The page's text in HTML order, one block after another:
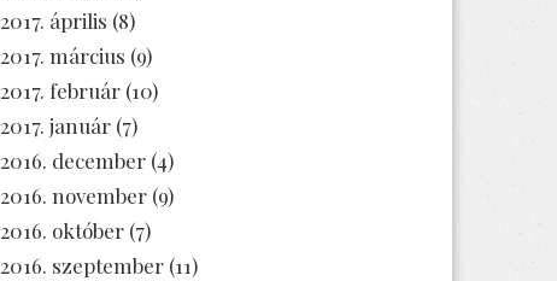
2017. április (8)
2017. március (9)
2017. február (10)
2017. január (7)
2016. december (4)
2016. november (9)
2016. október (7)
2016. szeptember (11)